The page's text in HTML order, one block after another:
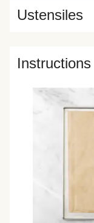
Ustensiles
Instructions